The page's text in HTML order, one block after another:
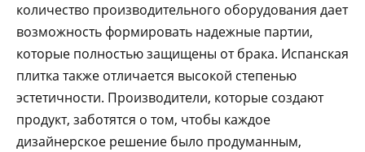
количество производительного оборудования дает
возможность формировать надежные партии,
которые полностью защищены от брака. Испанская
плитка также отличается высокой степенью
эстетичности. Производители, которые создают
продукт, заботятся о том, чтобы каждое
дизайнерское решение было продуманным,